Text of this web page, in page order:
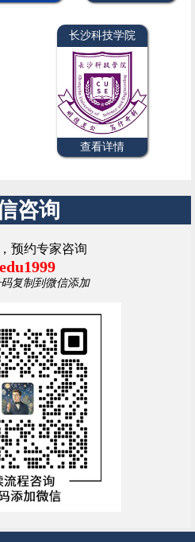
长沙科技学院
查看详情
咨询
预约专家咨询
复制到微信添加